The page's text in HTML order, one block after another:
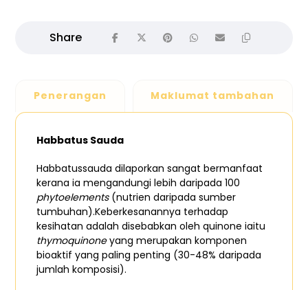
Penerangan Maklumat tambahan
Habbatus Sauda
Habbatussauda dilaporkan sangat bermanfaat
kerana ia mengandungi lebih daripada 100
phytoelements(nutrien daripada sumber
tumbuhan).Keberkesanannya terhadap
kesihatan adalah disebabkan oleh quinone iaitu
thymoquinone yang merupakan komponen
bioaktif yang paling penting (30-48% daripada
jumlah komposisi).